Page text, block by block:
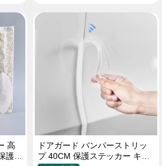
高
護フ
ドアガード バンパーストリッ
プ 40CM 保護ステッカー キズ